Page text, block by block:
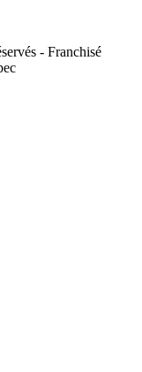
- Franchisé